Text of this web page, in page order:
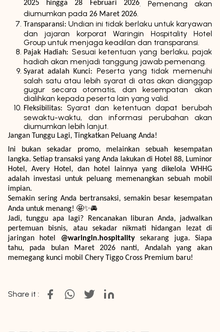
2025 hingga 28 Februari 2026. Pemenang akan
diumumkan pada 26 Maret 2026
Transparansi: Undian ini tidak berlaku untuk karyawan
dan jajaran korporat Waringin Hospitality Hotel
Group untuk menjaga keadilan dan transparansi.
Pajak Hadiah: Sesuai ketentuan yang berlaku, pajak
hadiah akan menjadi tanggung jawab pemenang.
Syarat adalah Kunci:
Peserta yang tidak memenuhi
salah satu atau lebih syarat di atas akan dianggap
gugur secara otomatis, dan kesempatan akan
dialihkan kepada peserta lain yang valid.
Fleksibilitas:
Syarat dan ketentuan dapat berubah
sewaktu-waktu, dan informasi perubahan akan
diumumkan lebih lanjut.
Jangan Tunggu Lagi, Tingkatkan Peluang Anda!
Ini bukan sekadar promo, melainkan sebuah kesempatan
langka. Setiap transaksi yang Anda lakukan di Hotel 88, Luminor
Hotel, Avery Hotel, dan hotel lainnya yang dikelola WHHG
adalah investasi untuk peluang memenangkan sebuah mobil
impian.
Semakin sering Anda bertransaksi, semakin besar kesempatan
Anda untuk menang! 🤩✨🚘
Jadi, tunggu apa lagi? Rencanakan liburan Anda, jadwalkan
pertemuan bisnis, atau sekadar nikmati hidangan lezat di
jaringan hotel
@waringin.hospitality
sekarang juga. Siapa
tahu, pada bulan Maret 2026 nanti, Andalah yang akan
memegang kunci mobil Chery Tiggo Cross Premium baru!
Share it :